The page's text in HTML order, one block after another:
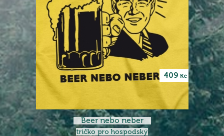
409 Kč
Beer nebo neber
tričko pro hospodský